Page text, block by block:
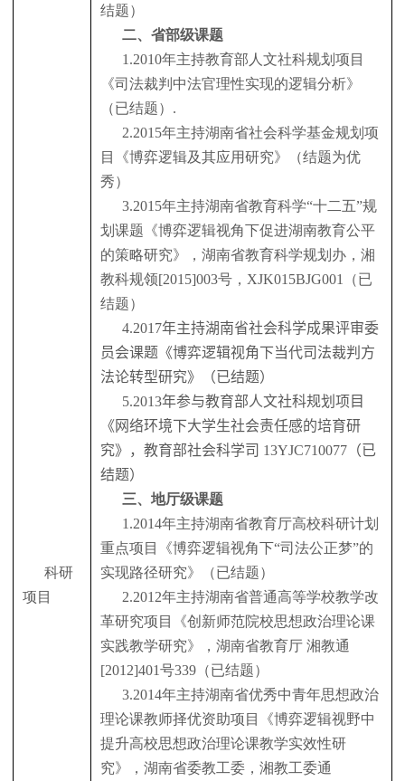
科研
项目
结题）
二、省部级课题
1.2010年主持教育部人文社科规划项目
《司法裁判中法官理性实现的逻辑分析》
（已结题） .
2.2015年主持湖南省社会科学基金规划项
目《博弈逻辑及其应用研究》（结题为优
秀）
3.2015年主持湖南省教育科学“十二五”规
划课题《博弈逻辑视角下促进湖南教育公平
的策略研究》，湖南省教育科学规划办，湘
教科规领[2015]003号， XJK015BJG001
（已
结题）
4.2017年主持湖南省社会科学成果评审委
员会课题《博弈逻辑视角下当代司法裁判方
法论转型研究》（已结题）
5.2013年参与教育部人文社科规划项目
《网络环境下大学生社会责任感的培育研
究》，教育部社会科学司 13YJC710077 （已
结题）
三、地厅级课题
1.2014年主持湖南省教育厅高校科研计划
重点项目《博弈逻辑视角下“司法公正梦”的
实现路径研究》（已结题）
2.2012年主持湖南省普通高等学校教学改
革研究项目《创新师范院校思想政治理论课
实践教学研究》，湖南省教育厅 湘教通
[2012]401号339 （已结题）
3.2014年主持湖南省优秀中青年思想政治
理论课教师择优资助项目《博弈逻辑视野中
提升高校思想政治理论课教学实效性研
究》，湖南省委教工委，湘教工委通